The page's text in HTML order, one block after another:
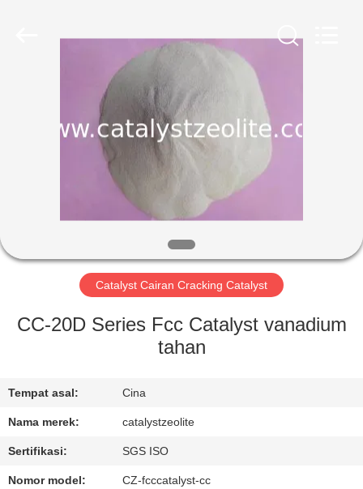
PRODUK
TUR
PABRIK
HUBUNGI
KAMI
Catalyst Cairan Cracking Catalyst
CC-20D Series Fcc Catalyst vanadium
tahan
Tempat asal: Cina
Nama merek: catalystzeolite
Sertifikasi: SGS ISO
Nomor model: CZ-fcccatalyst-cc